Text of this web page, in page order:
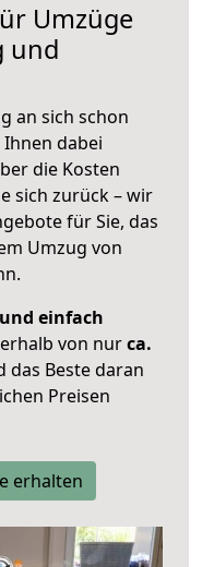
Umzüge
und
an sich schon
dabei
die Kosten
sich zurück – wir
für Sie, das
Umzug von
einfach
von nurca.
das Beste daran
Preisen
erhalten